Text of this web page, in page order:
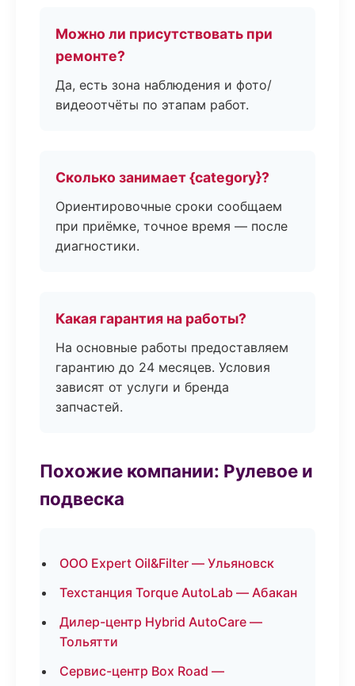
Можно ли присутствовать при
ремонте?
Да, есть зона наблюдения и фото/
видеоотчёты по этапам работ.
Сколько занимает {category}?
Ориентировочные сроки сообщаем
при приёмке, точное время — после
диагностики.
Какая гарантия на работы?
На основные работы предоставляем
гарантию до 24 месяцев. Условия
зависят от услуги и бренда
запчастей.
Похожие компании: Рулевое и
подвеска
ООО Expert Oil&Filter — Ульяновск
Техстанция Torque AutoLab — Абакан
Дилер-центр Hybrid AutoCare —
Тольятти
Сервис-центр Box Road —